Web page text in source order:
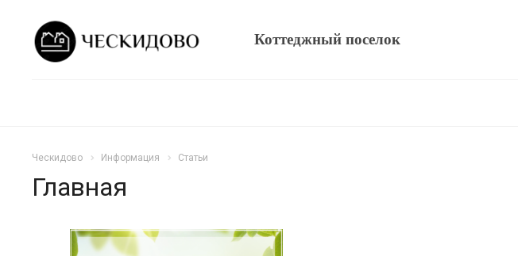
Коттеджный поселок
Ческидово Информация Статьи
Главная